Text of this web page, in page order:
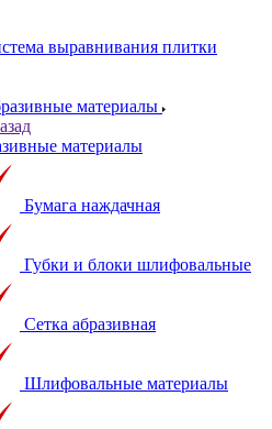
выравнивания плитки
материалы
материалы
Бумага наждачная
Губки и блоки шлифовальные
Сетка абразивная
Шлифовальные материалы